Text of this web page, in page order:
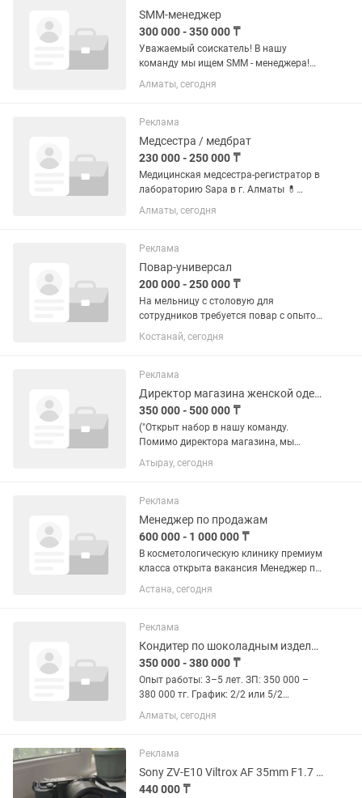
телефону –...
SMM-менеджер
300 000 - 350 000 ₸
Уважаемый соискатель! В нашу
команду мы ищем SMM - менеджера!
Наша компания Jana Trend
занимается оптово-розничными
своего дела, то мы ждем тебя! ТАК ЖЕ
если ты...
Алматы, сегодня
Реклама
Медсестра / медбрат
230 000 - 250 000 ₸
Медицинская медсестра-регистратор в
лабораторию Sapa в г. Алматы 💊
Обязанности: - регистрация пациентов
лаборатории; - внутривенные инъекции
гинекологического и урологического...
Алматы, сегодня
Реклама
Повар-универсал
200 000 - 250 000 ₸
На мельницу с столовую для
сотрудников требуется повар с опытом
работы. Ответственная, чистоплотная
Готовить кушать для работников
Иногда 09.00-20.00 Зп 2 раза в...
Костанай, сегодня
Реклама
Директор магазина женской одежды
350 000 - 500 000 ₸
("Открыт набор в нашу команду.
Помимо директора магазина, мы
также приглашаем администраторов,
кассиров, мерчендайзеров и
Обязанности: 1.Организация работы
магазина –...
Атырау, сегодня
Реклама
Менеджер по продажам
600 000 - 1 000 000 ₸
В косметологическую клинику премиум
класса открыта вакансия Менеджер по
продажам Ищем открытых , активных
ребят с опытом в продажах Если нет
больше и влиять на свой...
Астана, сегодня
Реклама
Кондитер по шоколадным изделиям
350 000 - 380 000 ₸
Опыт работы: 3–5 лет. ЗП: 350 000 –
380 000 тг. График: 2/2 или 5/2
(обсуждается). На испытательный срок
заработная плата может быть ниже.
Алматы, сегодня
Реклама
Sony ZV-E10 Viltrox AF 35mm F1.7 Tilta Cage Jupio
440 000 ₸